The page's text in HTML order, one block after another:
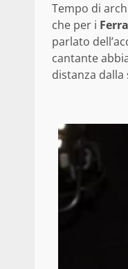
Tempo di
che per i
parlato
cantante
distanza